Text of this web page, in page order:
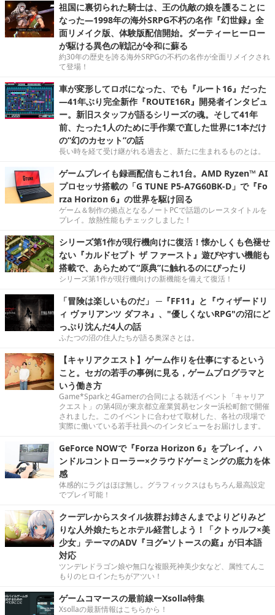
祖国に裏切られた騎士は、王の仇敵の娘を護ることに
なった―1998年の海外SRPG不朽の名作『幻世録』全
面リメイク版、体験版配信開始。ダーティーヒーロー
が駆ける異色の戦記が令和に蘇る
約30年の歴史を誇る海外SRPGの不朽の名作が全面リメイクされ
て登場！
車が変形してロボになった、でも『ルート16』だった
―41年ぶり完全新作『ROUTE16R』開発者インタビュ
ー。新旧スタッフが語るシリーズの魂。そして41年
前、たった1人のために手作業で直した世界に1本だけ
の“幻のカセット”の話
長い時を経て受け継がれる過去と、新たに生まれるものとは。
ゲームプレイも録画配信もこれ1台。AMD Ryzen™ AI
プロセッサ搭載の「G TUNE P5-A7G60BK-D」で『Fo
rza Horizon 6』の世界を駆け回る
ゲーム＆制作の拠点となるノートPCで話題のレースタイトルを
プレイ。放熱性能もチェックしました！
シリーズ第1作が現行機向けに復活！懐かしくも色褪せ
ない『カルドセプト ザ ファースト』遊びやすい機能も
搭載で、あらためて“原典”に触れるのにぴったり
シリーズ第1作が現行機向けの新機能を備えて復活！
「冒険は楽しいものだ」 ─『FF11』と『ウィザードリ
ィ ヴァリアンツ ダフネ』、"優しくないRPG"の沼にど
っぷり沈んだ4人の話
ふたつの沼の住人たちが語る奥深さとは。
【キャリアクエスト】ゲーム作りを仕事にするという
こと。セガの若手の事例に見る，ゲームプログラマと
いう働き方
Game*Sparkと4Gamerの合同による就活イベント「キャリア
クエスト」の第4回が東京都立産業貿易センター浜松町館で開催
されました。このイベントに合わせて取材した、各社の現場で
実際に働いている若手社員へのインタビューをお届けします。
GeForce NOWで『Forza Horizon 6』をプレイ。ハ
ンドルコントローラー×クラウドゲーミングの底力を体
感
体感的にラグはほぼ無し。グラフィックスはもちろん最高設定
でプレイ可能！
クーデレからスタイル抜群お姉さんまでよりどりみど
りな人外娘たちとホテル経営しよう！「クトゥルフ×美
少女」テーマのADV『ヨグ=ソトースの庭』が日本語
対応
ツンデレドラゴン娘や無口な複眼死神美少女など、属性てんこ
もりのヒロインたちがアツい！
ゲームコマースの最前線ーXsolla特集
Xsollaの最新情報はこちらから！